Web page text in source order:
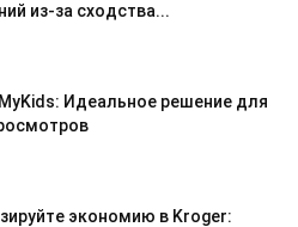
из-за сходства...
MyKids: Идеальное решение для
экономию в Kroger: